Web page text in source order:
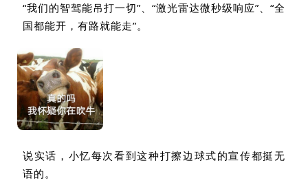
“我们的智驾能吊打一切”、 “激光雷达微秒级响应”、 “全
国都能开，有路就能走”。
说实话，小忆每次看到这种打擦边球式的宣传都挺无
语的。